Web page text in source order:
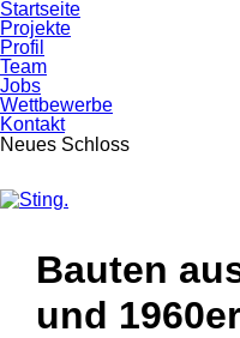
Startseite
Projekte
Profil
Team
Jobs
Wettbewerbe
Kontakt
Neues Schloss
primary
navigation
contentBauten
und